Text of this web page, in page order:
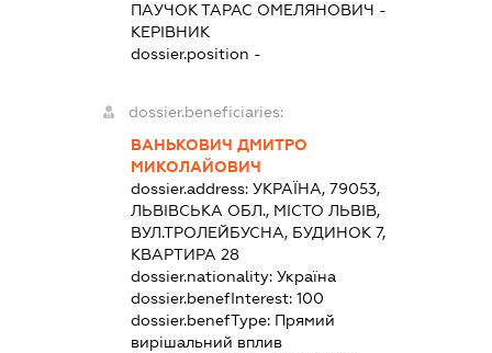
ПАУЧОК ТАРАС ОМЕЛЯНОВИЧ -
КЕРІВНИК
dossier.position -
dossier.beneficiaries:
ВАНЬКОВИЧ ДМИТРО
МИКОЛАЙОВИЧ
dossier.address:УКРАЇНА, 79053,
ЛЬВІВСЬКА ОБЛ., МІСТО ЛЬВІВ,
ВУЛ.ТРОЛЕЙБУСНА, БУДИНОК 7,
КВАРТИРА 28
dossier.nationality:Україна
dossier.benefInterest:100
dossier.benefType: Прямий
вирішальний вплив